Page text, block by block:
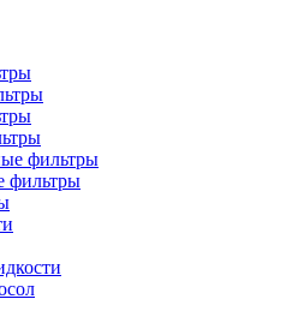
фильтры
фильтры